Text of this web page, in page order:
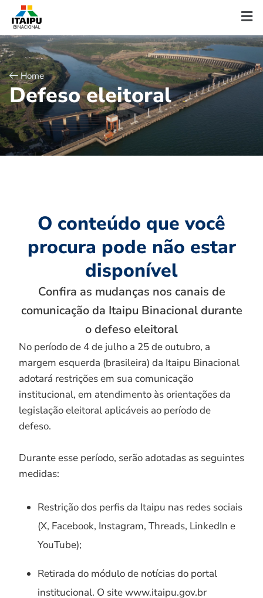
Home
Defeso eleitoral
O conteúdo que você
procura pode não estar
disponível
Confira as mudanças nos canais de
comunicação da Itaipu Binacional durante
o defeso eleitoral
No período de 4 de julho a 25 de outubro, a
margem esquerda (brasileira) da Itaipu Binacional
adotará restrições em sua comunicação
institucional, em atendimento às orientações da
legislação eleitoral aplicáveis ao período de
defeso.
Durante esse período, serão adotadas as seguintes
medidas:
Restrição dos perfis da Itaipu nas redes sociais
(X, Facebook, Instagram, Threads, LinkedIn e
YouTube);
Retirada do módulo de notícias do portal
institucional. O site www.itaipu.gov.br